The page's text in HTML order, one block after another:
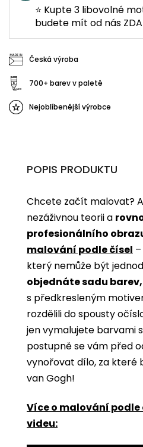
⭐ Kupte 3 libovolné
budete mít od nás
Česká výroba
700+ barev v paletě
Nejoblíbenější výrobce
POPIS PRODUKTU
Chcete začít malovat?
nezáživnou teorii a
profesionálního
malování podle čísel
který nemůže být
objednáte sadu
s předkresleným
rozdělili do spousty
jen vymalujete barvami
postupně se vám před
vynořovat dílo, za které
van Gogh!
Více o malování podle
videu: